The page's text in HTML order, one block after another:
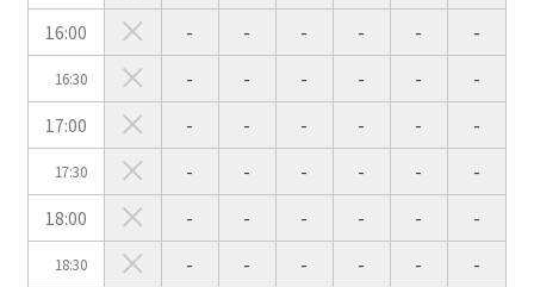
16:00
- - - - - -
16:30 - - - - -
-
17:00
- - - - - -
17:30 - - - - -
-
18:00
- - - - - -
18:30 - - - - -
-
会場の種類
イベントホール
こだわり条件